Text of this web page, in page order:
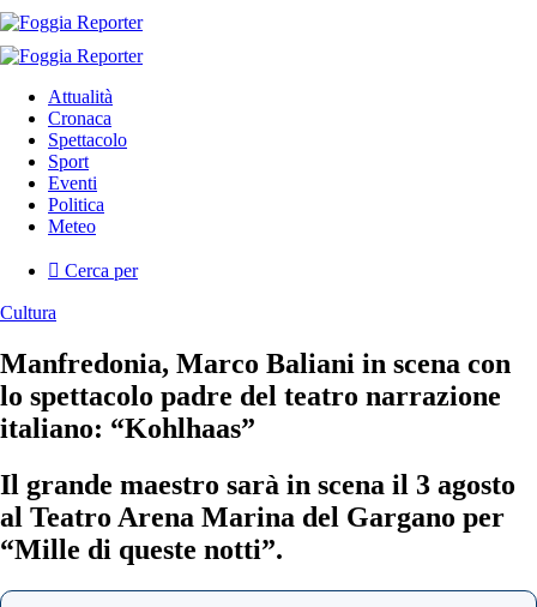
Attualità
Cronaca
Spettacolo
Sport
Eventi
Politica
Meteo
Cerca per
Cultura
Manfredonia, Marco Baliani in scena con
lo spettacolo padre del teatro narrazione
italiano: “Kohlhaas”
Il grande maestro sarà in scena il 3 agosto
al Teatro Arena Marina del Gargano per
“Mille di queste notti”.